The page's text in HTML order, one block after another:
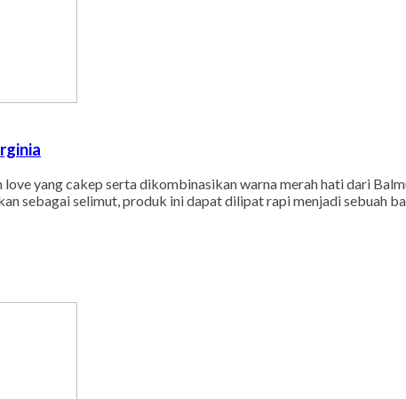
yang cakep serta dikombinasikan warna merah hati dari
sebagai selimut, produk ini dapat dilipat rapi menjadi sebuah